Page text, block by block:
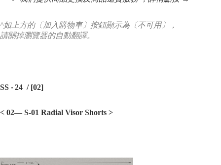
^如上方的〔加入購物車〕按鈕顯示為〔不可用〕，
請關掉瀏覽器的自動翻譯。
SS ‧ 24 / [02]
< 02— S-01 Radial Visor Shorts >